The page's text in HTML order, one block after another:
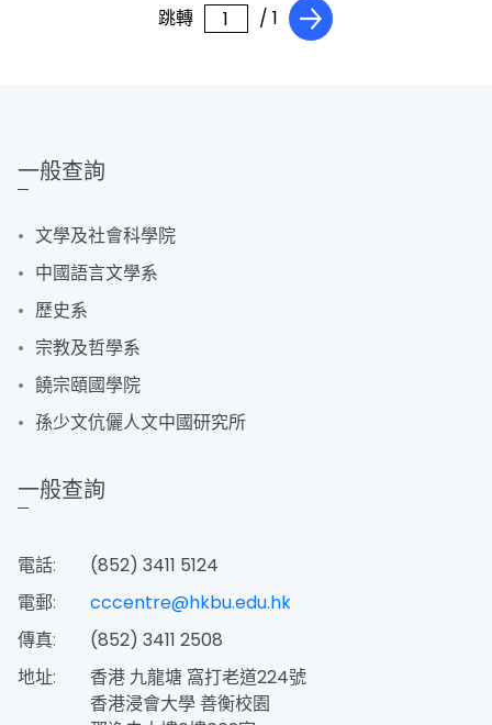
跳轉 / 1
一般查詢
文學及社會科學院
中國語言文學系
歷史系
宗教及哲學系
饒宗頤國學院
孫少文伉儷人文中國研究所
一般查詢
電話:
(852) 3411 5124
電郵:
cccentre@hkbu.edu.hk
傳真:
(852) 3411 2508
地址:
香港 九龍塘 窩打老道224號
香港浸會大學 善衡校園